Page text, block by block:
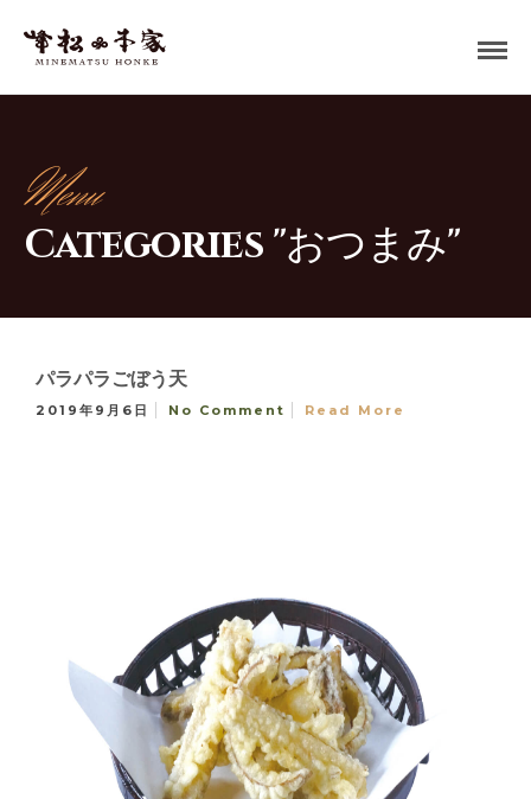
Menu
Categories "おつまみ"
パラパラごぼう天
2019年9月6日 No Comment Read More